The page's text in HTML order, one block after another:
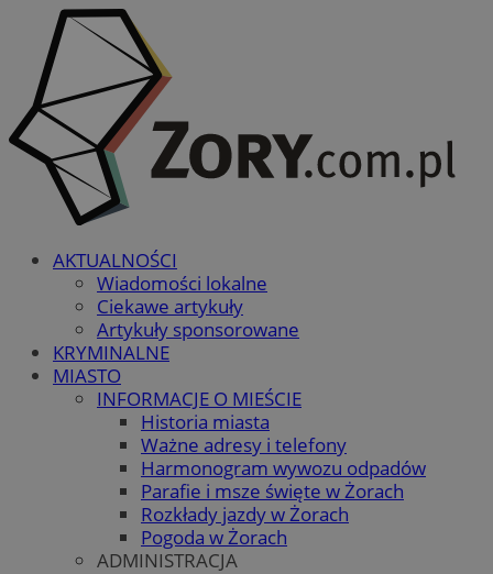
AKTUALNOŚCI
Wiadomości lokalne
Ciekawe artykuły
Artykuły sponsorowane
KRYMINALNE
MIASTO
INFORMACJE O MIEŚCIE
Historia miasta
Ważne adresy i telefony
Harmonogram wywozu odpadów
Parafie i msze święte w Żorach
Rozkłady jazdy w Żorach
Pogoda w Żorach
ADMINISTRACJA